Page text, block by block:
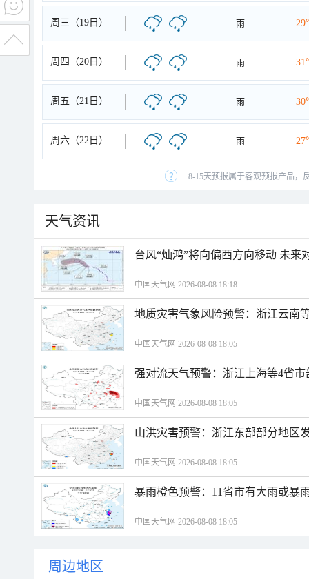
周三（19日） 雨
周四（20日） 雨
周五（21日） 雨
周六（22日） 雨
8-15天预报属于客观预报产品，
天气资讯
台风“灿鸿”将向偏西方向移动 未来
中国天气网 2026-08-08 18:18
地质灾害气象风险预警：浙江云南
中国天气网 2026-08-08 18:05
强对流天气预警：浙江上海等4省
中国天气网 2026-08-08 18:05
山洪灾害预警：浙江东部部分地区
中国天气网 2026-08-08 18:05
暴雨橙色预警：11省市有大雨或暴
中国天气网 2026-08-08 18:05
周边地区